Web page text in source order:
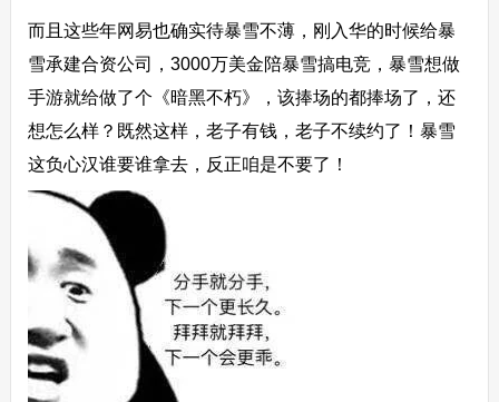
而且这些年网易也确实待暴雪不薄，刚入华的时候给暴
雪承建合资公司，3000万美金陪暴雪搞电竞，暴雪想做
手游就给做了个《暗黑不朽》，该捧场的都捧场了，还
想怎么样？既然这样，老子有钱，老子不续约了！暴雪
这负心汉谁要谁拿去，反正咱是不要了！